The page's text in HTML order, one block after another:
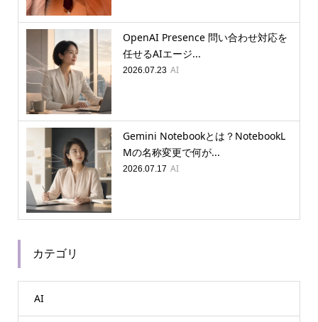
OpenAI Presence 問い合わせ対応を
任せるAIエージ...
2026.07.23 AI
Gemini Notebookとは？NotebookL
Mの名称変更で何が...
2026.07.17 AI
カテゴリ
AI